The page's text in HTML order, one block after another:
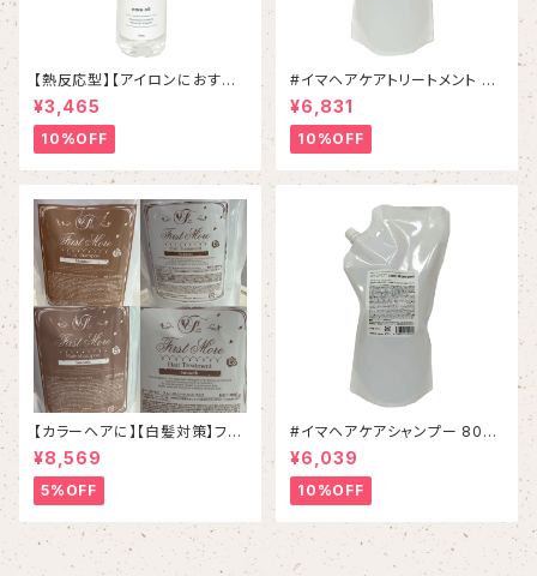
【熱反応型】【アイロンにおすす
め】イマヘアケアオイル
¥3,465
10%OFF
#イマヘアケアトリートメント 80
0g リフィル
¥6,831
10%OFF
【カラーヘアに】【白髪対策】ファ
ーストモアシャンプー＆トリート
メントSET
¥8,569
5%OFF
#イマヘアケアシャンプー 800
mL リフィル
¥6,039
10%OFF